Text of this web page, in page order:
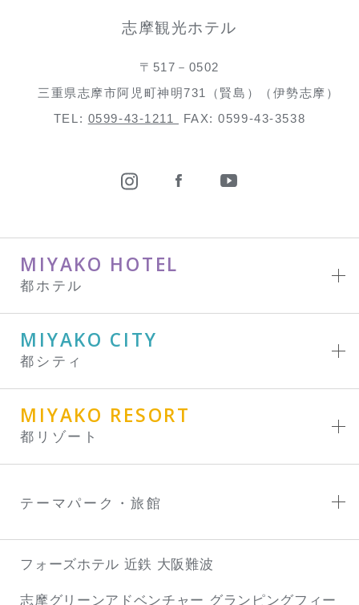
志摩観光ホテル
〒517－0502
三重県志摩市阿児町神明731（賢島）（伊勢志摩）
TEL: 0599-43-1211 FAX: 0599-43-3538
MIYAKO HOTEL
都ホテル
MIYAKO CITY
都シティ
MIYAKO RESORT
都リゾート
テーマパーク・旅館
フォーズホテル 近鉄 大阪難波
志摩グリーンアドベンチャー グランピングフィー